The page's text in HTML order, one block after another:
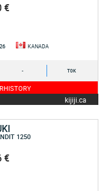
€
KANADA
- T0K
kijiji.ca
1250
€